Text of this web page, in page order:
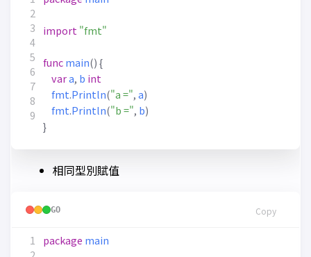
4
7
import "fmt"
funcmain() {
vara, b int
fmt.Println("a =", a)
fmt.Println("b =", b)
}
相同型別賦值
GO Copy
package main